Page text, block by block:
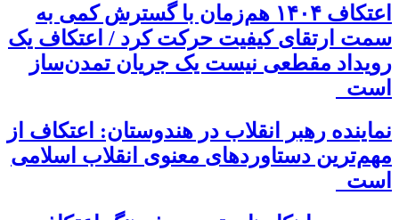
اعتکاف ۱۴۰۴ هم‌زمان با گسترش کمی به
سمت ارتقای کیفیت حرکت کرد / اعتکاف یک
رویداد مقطعی نیست یک جریان تمدن‌ساز
است
نماینده رهبر انقلاب در هندوستان: اعتکاف از
مهم‌ترین دستاوردهای معنوی انقلاب اسلامی
است